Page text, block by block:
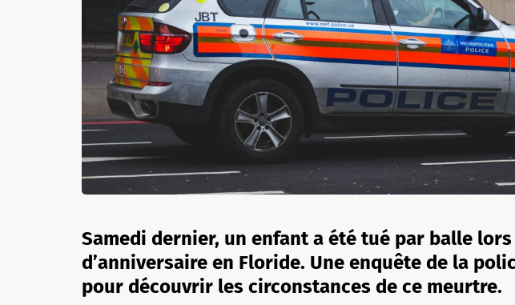
Samedi dernier, un enfant a été tué par balle
d’anniversaire en Floride. Une enquête de la
pour découvrir les circonstances de ce meurtre.